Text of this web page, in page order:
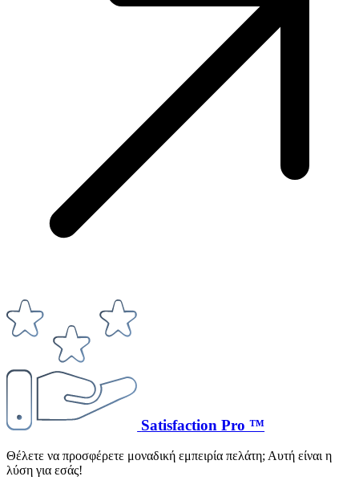
Satisfaction Pro ™
Θέλετε να προσφέρετε μοναδική εμπειρία πελάτη; Αυτή είναι η
λύση για εσάς!